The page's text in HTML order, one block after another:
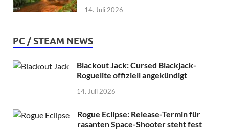
14. Juli 2026
PC / STEAM NEWS
Blackout Jack: Cursed Blackjack-
Roguelite offiziell angekündigt
14. Juli 2026
Rogue Eclipse: Release-Termin für
rasanten Space-Shooter steht fest